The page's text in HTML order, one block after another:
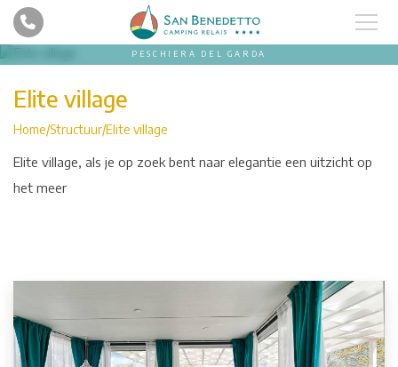
PESCHIERA DEL GARDA
Elite village
Home Structuur Elite village
Elite village, als je op zoek bent naar elegantie een uitzicht op
het meer